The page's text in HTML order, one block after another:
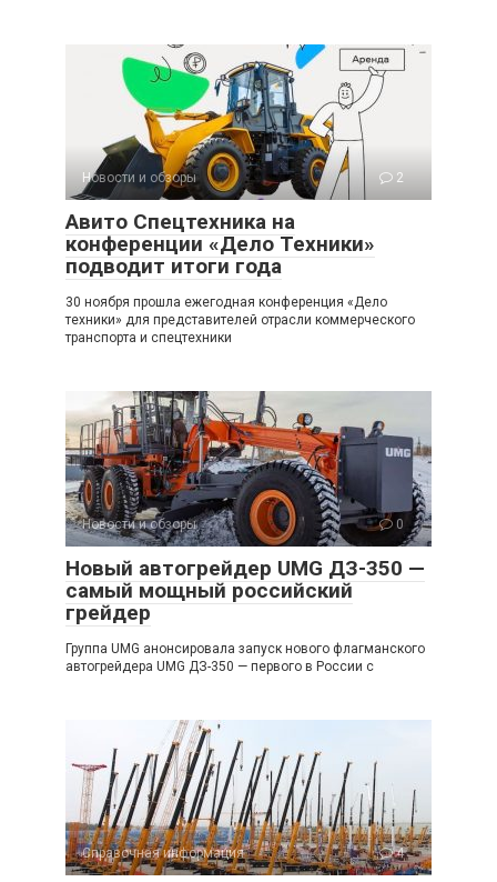
Новости и обзоры 2
Авито Спецтехника на
конференции «Дело Техники»
подводит итоги года
30 ноября прошла ежегодная конференция «Дело
техники» для представителей отрасли коммерческого
транспорта и спецтехники
Новости и обзоры 0
Новый автогрейдер UMG ДЗ-350 —
самый мощный российский
грейдер
Группа UMG анонсировала запуск нового флагманского
автогрейдера UMG ДЗ-350 — первого в России с
Справочная информация 4